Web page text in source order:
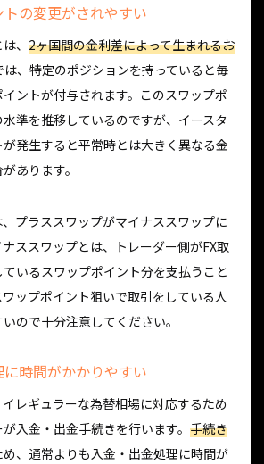
の変更がされやすい
、 2ヶ国間の金利差によって生まれるお
は、特定のポジションを持っていると毎
ントが付与されます。このスワップポ
準を推移しているのですが、イースタ
発生すると平常時とは大きく異なる金
あります。
プラススワップがマイナススワップに
ススワップとは、トレーダー側がFX取
いるスワップポイント分を支払うこと
ップポイント狙いで取引をしている人
ので十分注意してください。
時間がかかりやすい
レギュラーな為替相場に対応するため
入金・出金手続きを行います。 手続き
め、通常よりも入金・出金処理に時間が